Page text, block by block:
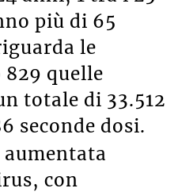
più di 65
le
quelle
totale di 33.512
seconde dosi.
con